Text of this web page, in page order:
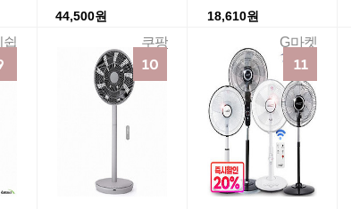
쿨러 빠
홈 에어
쉽
44,500원
쿠팡
18,610원
G마켓